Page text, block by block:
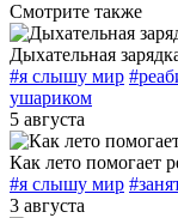
Смотрите также
Дыхательная
#я слышу мир
ушариком
5 августа
Как лето помогает
#я слышу мир
3 августа